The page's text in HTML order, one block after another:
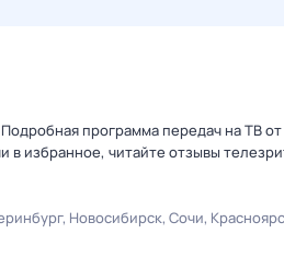
программа передач на ТВ
избранное, читайте отзывы
Новосибирск Сочи